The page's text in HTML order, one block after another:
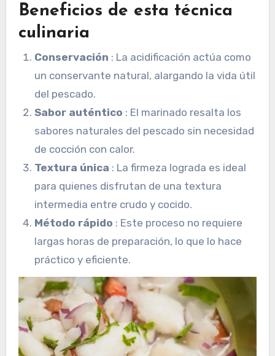
Beneficios de esta técnica
culinaria
Conservación : La acidificación actúa como
un conservante natural, alargando la vida útil
del pescado.
Sabor auténtico : El marinado resalta los
sabores naturales del pescado sin necesidad
de cocción con calor.
Textura única : La firmeza lograda es ideal
para quienes disfrutan de una textura
intermedia entre crudo y cocido.
Método rápido : Este proceso no requiere
largas horas de preparación, lo que lo hace
práctico y eficiente.